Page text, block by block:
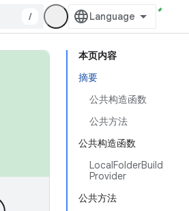
/
本页内容
摘要
公共构造函数
公共方法
公共构造函数
LocalFolderBuild
Provider
公共方法